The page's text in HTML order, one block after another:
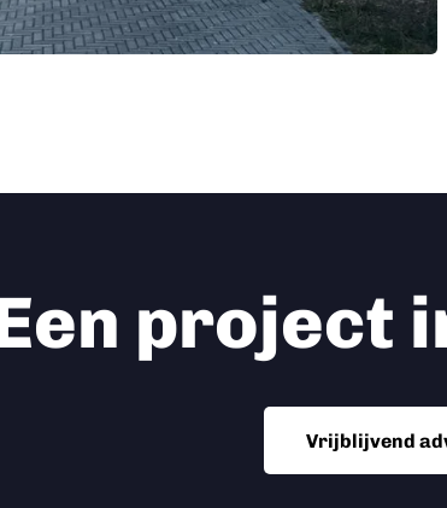
project
Vrijblijvend